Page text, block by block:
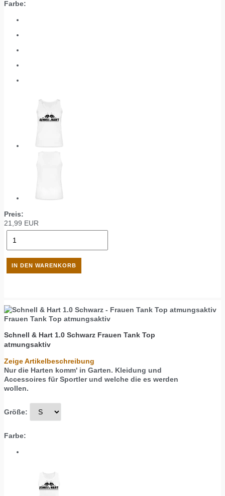
Farbe:
Preis:
21,99 EUR
Frauen Tank Top atmungsaktiv
Schnell & Hart 1.0 Schwarz Frauen Tank Top
atmungsaktiv
Zeige Artikelbeschreibung
Nur die Harten komm' in Garten. Kleidung und
Accessoires für Sportler und welche die es werden
wollen.
Größe:
Farbe: